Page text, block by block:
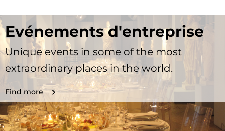
Evénements d'entreprise
Unique events in some of the most
extraordinary places in the world.
Find more